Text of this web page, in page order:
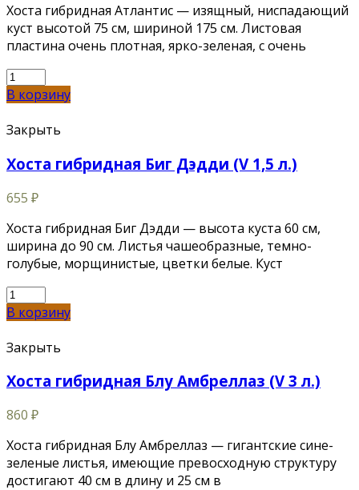
Хоста гибридная Атлантис — изящный, ниспадающий
куст высотой 75 см, шириной 175 см. Листовая
пластина очень плотная, ярко-зеленая, с очень
В корзину
Закрыть
Хоста гибридная Биг Дэдди (V 1,5 л.)
655 ₽
Хоста гибридная Биг Дэдди — высота куста 60 см,
ширина до 90 см. Листья чашеобразные, темно-
голубые, морщинистые, цветки белые. Куст
В корзину
Закрыть
Хоста гибридная Блу Амбреллаз (V 3 л.)
860 ₽
Хоста гибридная Блу Амбреллаз — гигантские сине-
зеленые листья, имеющие превосходную структуру
достигают 40 см в длину и 25 см в